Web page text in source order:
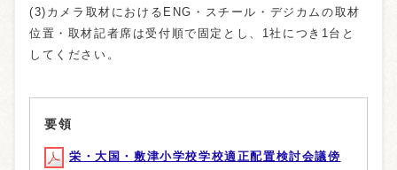
(3)カメラ取材におけるENG・スチール・デジカムの取材
位置・取材記者席は受付順で固定とし、1社につき1台と
してください。
要領
栄・大国・敷津小学校学校適正配置検討会議傍